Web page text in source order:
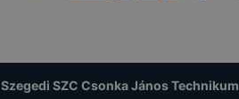
Szegedi SZC Csonka János Technikum